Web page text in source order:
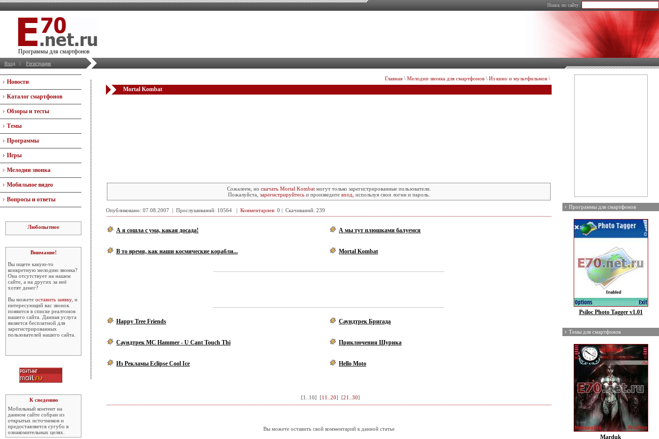
Поиск по сайту:
Программы для смартфонов
Вход | Регистрация
Новости
Каталог смартфонов
Обзоры и тесты
Темы
Программы
Игры
Мелодии звонка
Мобильное видео
Вопросы и ответы
Любопытное
Внимание!
Вы ищете какую-то
конкретную мелодию звонка?
Она отсутствует на нашем
сайте, а на других за неё
хотят денег?
Вы можете оставить заявку, и
интересующий вас звонок
появится в списке реалтонов
нашего сайта. Данная услуга
является бесплатной для
зарегистрированных
пользователей нашего сайта.
К сведению
Мобильный контент на
данном сайте собран из
открытых источников и
предоставляется сугубо в
ознакомительных целях.
Главная \ Мелодии звонка для смартфонов \ Из кино и мультфильмов \
Mortal Kombat
Сожалеем, но скачать Mortal Kombatмогут только зарегистрированные пользователи.
Пожалуйста, зарегистрируйтесьи произведите вход , используя свои логин и пароль.
Опубликовано: 07.08.2007 | Прослушиваний: 10564 | Комментариев: 0 | Скачиваний: 239
А я сошла с ума, какая досада! А мы тут плюшками балуемся
В то время, как наши космические корабли... Mortal Kombat
Happy Tree Friends Саундтрек Бригада
Саундтрек MC Hammer - U Cant Touch Thi Приключения Шурика
Из Рекламы Eclipse Cool Ice Hello Moto
[1..10] [11..20] [21..30]
Вы можете оставить свой комментарий к данной статье
Программы для смартфонов
Psiloc Photo Tagger v1.01
Темы для смартфонов
Marduk